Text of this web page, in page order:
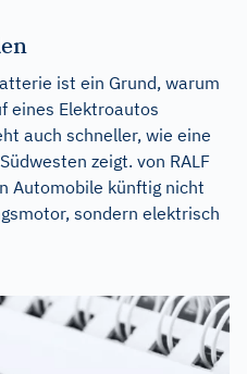
ist ein Grund, warum
eines Elektroautos
auch schneller, wie eine
zeigt. von RALF
Automobile künftig nicht
sondern elektrisch